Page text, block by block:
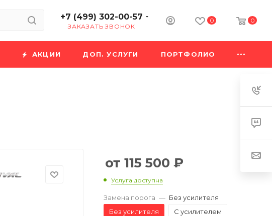
+7 (499) 302-00-57
ЗАКАЗАТЬ ЗВОНОК
0 0
АКЦИИ ДОП. УСЛУГИ ПОРТФОЛИО
115 500 ₽
Услуга доступна
Замена порога — Без усилителя
Без усилителя
С усилителем